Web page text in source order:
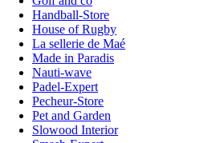
Handball-Store
House of Rugby
La sellerie de Maé
Made in Paradis
Nauti-wave
Padel-Expert
Pecheur-Store
Pet and Garden
Slowood Interior